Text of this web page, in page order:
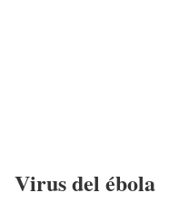
Virus del ébola